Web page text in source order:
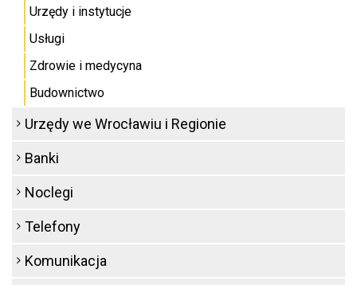
Urzędy i instytucje
Usługi
Zdrowie i medycyna
Budownictwo
Urzędy we Wrocławiu i Regionie
Banki
Noclegi
Telefony
Komunikacja